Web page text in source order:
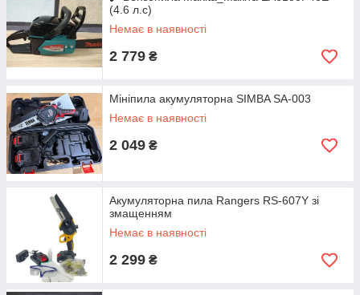
(4.6 л.с)
Немає в наявності
2 779 ₴
Мініпила акумуляторна SIMBA SA-003
Немає в наявності
2 049 ₴
Акумуляторна пила Rangers RS-607Y зі
змащенням
Немає в наявності
2 299 ₴